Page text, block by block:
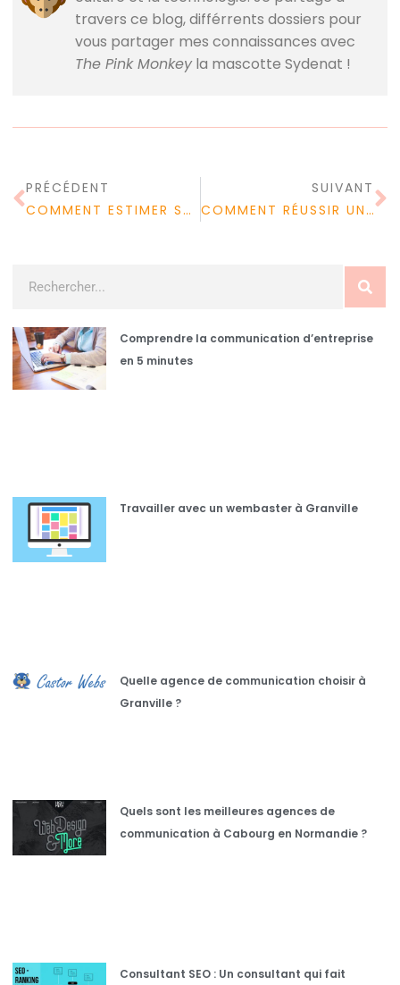
travers ce blog, différrents dossiers pour
vous partager mes connaissances avec
The Pink Monkeyla mascotte Sydenat !
PRÉCÉDENT
COMMENT ESTIMER SA MAISON EN LIGNE POUR LA VENDRE ?
SUIVANT
COMMENT RÉUSSIR UN RACHAT DE CRÉDIT ?
Comprendre la communication d’entreprise
en 5 minutes
Travailler avec un wembaster à Granville
Quelle agence de communication choisir à
Granville ?
Quels sont les meilleures agences de
communication à Cabourg en Normandie ?
Consultant SEO : Un consultant qui fait